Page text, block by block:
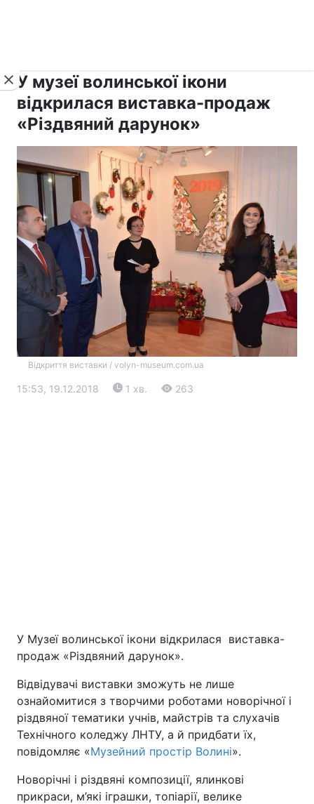
Київ Львів
Дніпро Харків
Одеса
Спорт Наука
У музеї волинської ікони
відкрилася виставка-продаж
«Різдвяний дарунок»
Відкриття виставки / volyn-museum.com.ua
15:53, 19.12.2018 1 хв. 263
У Музеї волинської ікони відкрилася виставка-
продаж «Різдвяний дарунок».
Відвідувачі виставки зможуть не лише
ознайомитися з творчими роботами новорічної і
різдвяної тематики учнів, майстрів та слухачів
Технічного коледжу ЛНТУ, а й придбати їх,
повідомляє «Музейний простір Волині».
Новорічні і різдвяні композиції, ялинкові
прикраси, м’які іграшки, топіарії, велике